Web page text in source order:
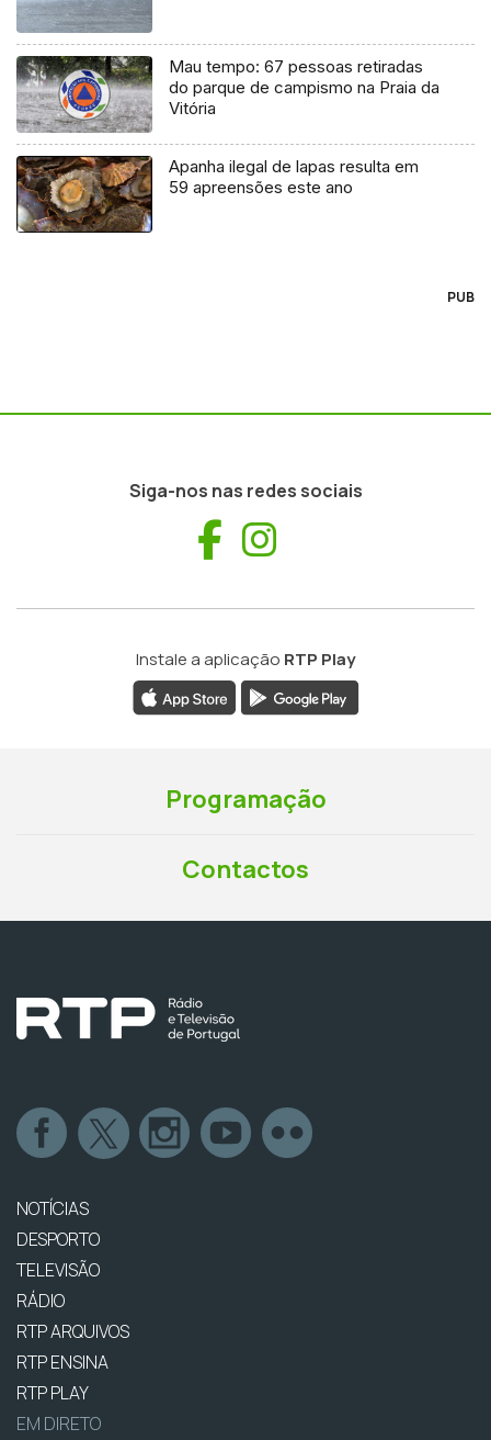
Mau tempo: 67 pessoas retiradas
do parque de campismo na Praia da
Vitória
Apanha ilegal de lapas resulta em
59 apreensões este ano
PUB
Siga-nos nas redes sociais
Facebook
Instale a aplicação RTP Play
Programação
Contactos
NOTÍCIAS
DESPORTO
TELEVISÃO
RÁDIO
RTP ARQUIVOS
RTP ENSINA
RTP PLAY
EM DIRETO